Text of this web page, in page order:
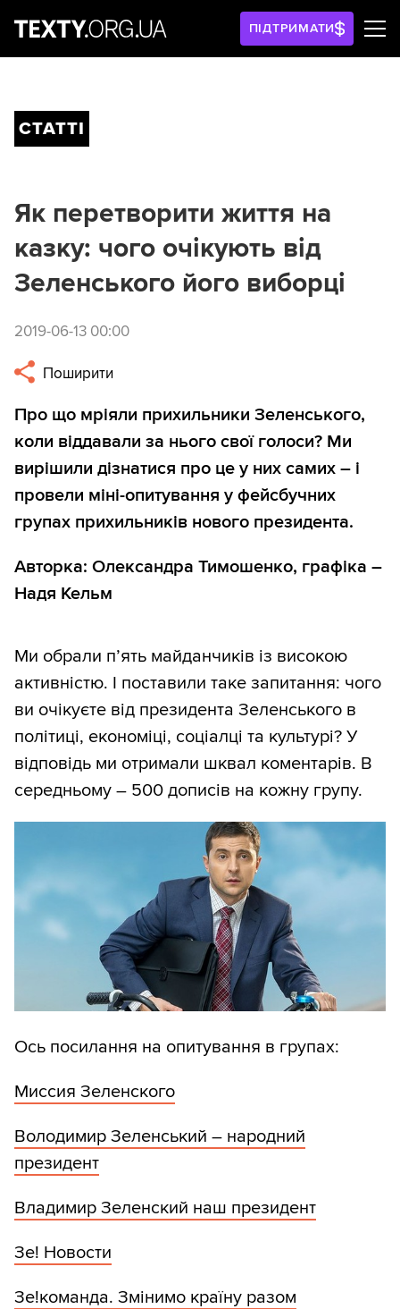
ПІДТРИМАТИ
СТАТТІ
Як перетворити життя на
казку: чого очікують від
Зеленського його виборці
2019-06-13 00:00
Поширити
Про що мріяли прихильники Зеленського,
коли віддавали за нього свої голоси? Ми
вирішили дізнатися про це у них самих – і
провели міні-опитування у фейсбучних
групах прихильників нового президента.
Авторка: Олександра Тимошенко, графіка –
Надя Кельм
Ми обрали п’ять майданчиків із високою
активністю. І поставили таке запитання: чого
ви очікуєте від президента Зеленського в
політиці, економіці, соціалці та культурі? У
відповідь ми отримали шквал коментарів. В
середньому – 500 дописів на кожну групу.
Ось посилання на опитування в групах:
Миссия Зеленского
Володимир Зеленський – народний
президент
Владимир Зеленский наш президент
Зе! Новости
Зе!команда. Змінимо країну разом